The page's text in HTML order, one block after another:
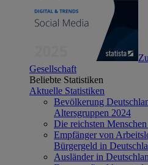
Gesellschaft
Beliebte Statistiken
Aktuelle Statistiken
Bevölkerung
Altersgruppen 2024
Die reichsten
Empfänger von
Bürgergeld in
Ausländer in